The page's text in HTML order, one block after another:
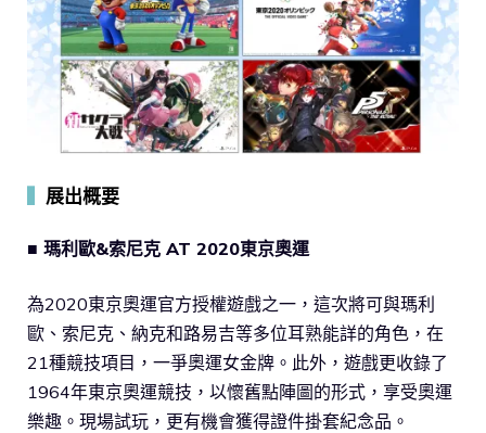
展出概要
■ 瑪利歐&索尼克 AT 2020東京奧運
為2020東京奧運官方授權遊戲之一，這次將可與瑪利
歐、索尼克、納克和路易吉等多位耳熟能詳的角色，在
21種競技項目，一爭奧運女金牌。此外，遊戲更收錄了
1964年東京奧運競技，以懷舊點陣圖的形式，享受奧運
樂趣。現場試玩，更有機會獲得證件掛套紀念品。